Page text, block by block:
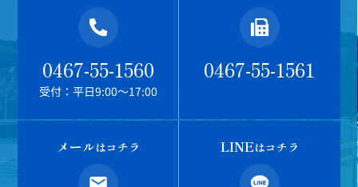
0467-55-1560
受付：平日9:00～17:00
0467-55-1561
メールはコチラ LINEはコチラ